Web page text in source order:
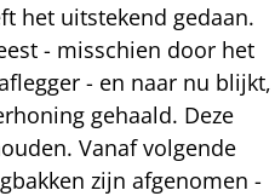
het uitstekend gedaan.
- misschien door het
- en naar nu blijkt,
gehaald. Deze
Vanaf volgende
zijn afgenomen -